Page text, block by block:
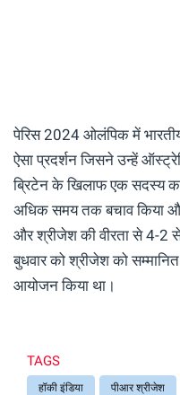
पेरिस 2024 ओलंपिक में
ऐसा प्रदर्शन जिसने उन्हें
ब्रिटेन के खिलाफ एक सदस्य
अधिक समय तक बचाव किया
और श्रीजेश की वीरता से 4-2
बुधवार को श्रीजेश को
आयोजन किया था।
TAGS
हॉकी इंडिया पीआर श्रीजेश